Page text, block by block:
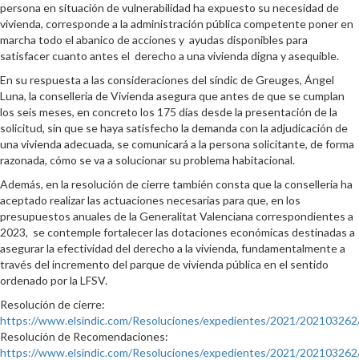
persona en situación de vulnerabilidad ha expuesto su necesidad de
vivienda, corresponde a la administración pública competente poner en
marcha todo el abanico de acciones y ayudas disponibles para
satisfacer cuanto antes el derecho a una vivienda digna y asequible.
En su respuesta a las consideraciones del síndic de Greuges, Ángel
Luna, la conselleria de Vivienda asegura que antes de que se cumplan
los seis meses, en concreto los 175 días desde la presentación de la
solicitud, sin que se haya satisfecho la demanda con la adjudicación de
una vivienda adecuada, se comunicará a la persona solicitante, de forma
razonada, cómo se va a solucionar su problema habitacional.
Además, en la resolución de cierre también consta que la conselleria ha
aceptado realizar las actuaciones necesarias para que, en los
presupuestos anuales de la Generalitat Valenciana correspondientes a
2023, se contemple fortalecer las dotaciones económicas destinadas a
asegurar la efectividad del derecho a la vivienda, fundamentalmente a
través del incremento del parque de vivienda pública en el sentido
ordenado por la LFSV.
Resolución de cierre:
https://www.elsindic.com/Resoluciones/expedientes/2021/
Resolución de Recomendaciones:
https://www.elsindic.com/Resoluciones/expedientes/2021/